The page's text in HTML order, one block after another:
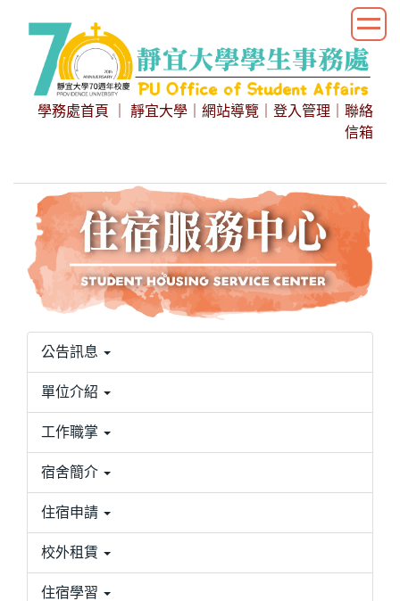
學務處首頁 靜宜大學 網站導覽 登入管理
聯絡
信箱
公告訊息
單位介紹
工作職掌
宿舍簡介
住宿申請
校外租賃
住宿學習